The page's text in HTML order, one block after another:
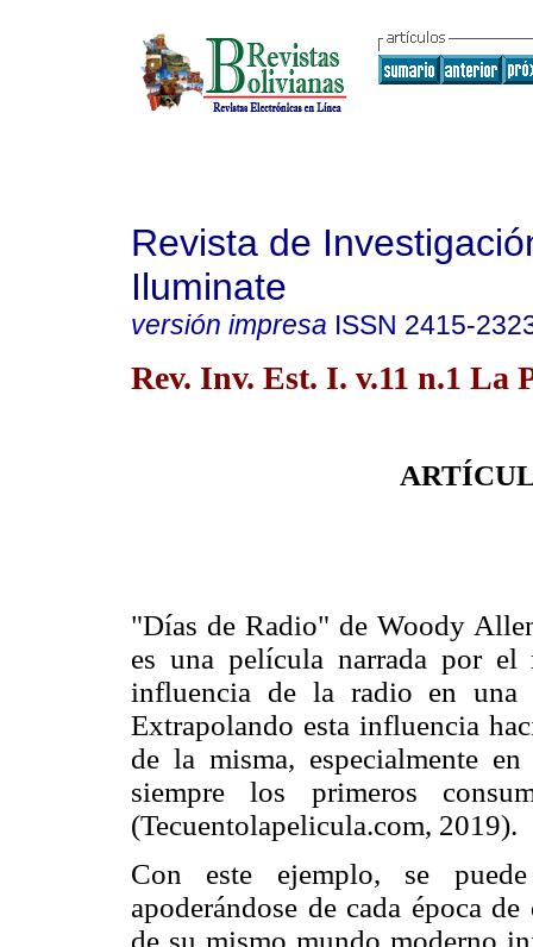
Revista de
Iluminate
versión impresa ISSN 2415-
Rev. Inv. Est. I. v.11 n.1 La
"Días de Radio" de Woody
es una película narrada por
influencia de la radio en una
Extrapolando esta influencia
de la misma, especialmente
siempre los primeros
(Tecuentolapelicula.com, 2019).
Con este ejemplo, se
apoderándose de cada época
de su mismo mundo moderno